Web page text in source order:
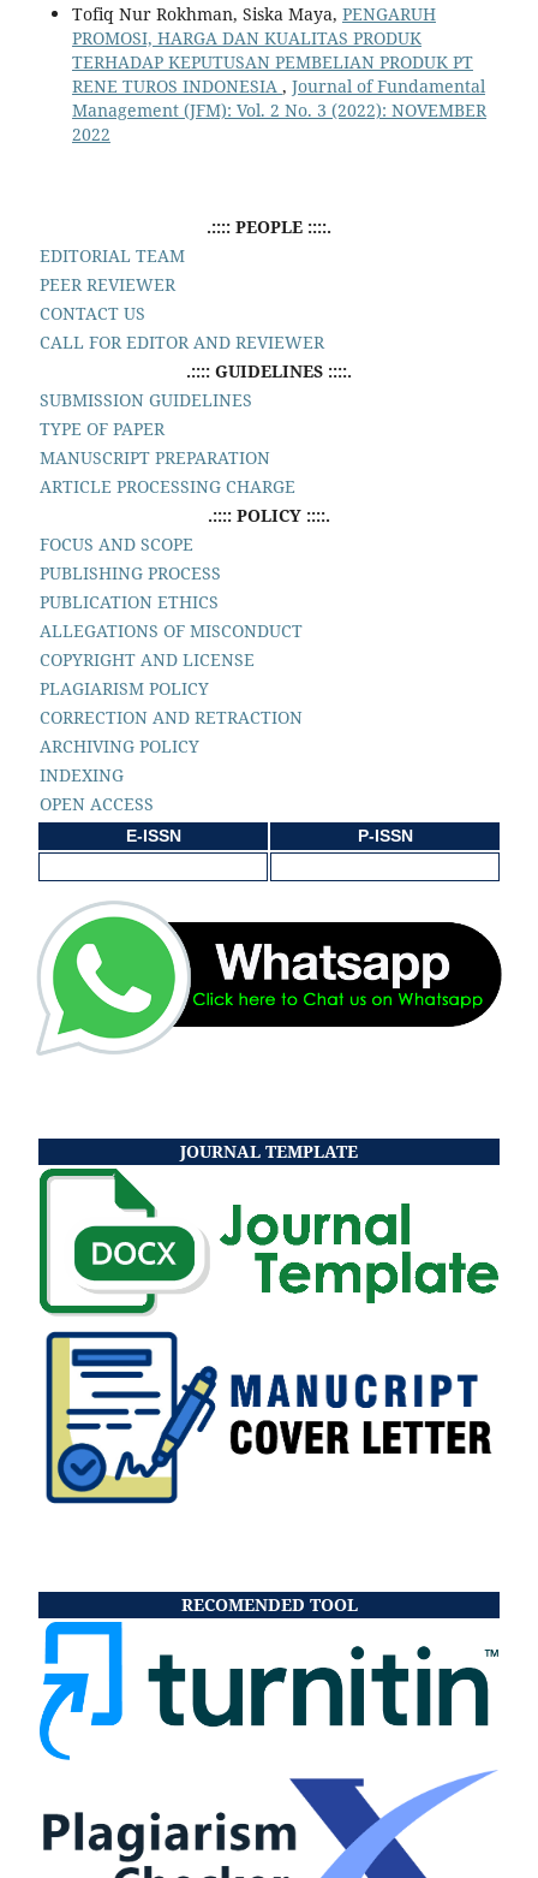
Tofiq Nur Rokhman, Siska Maya, PENGARUH
PROMOSI, HARGA DAN KUALITAS PRODUK
TERHADAP KEPUTUSAN PEMBELIAN PRODUK PT
RENE TUROS INDONESIA , Journal of Fundamental
Management (JFM): Vol. 2 No. 3 (2022): NOVEMBER
2022
.:::: PEOPLE ::::.
EDITORIAL TEAM
PEER REVIEWER
CONTACT US
CALL FOR EDITOR AND REVIEWER
.:::: GUIDELINES ::::.
SUBMISSION GUIDELINES
TYPE OF PAPER
MANUSCRIPT PREPARATION
ARTICLE PROCESSING CHARGE
.:::: POLICY ::::.
FOCUS AND SCOPE
PUBLISHING PROCESS
PUBLICATION ETHICS
ALLEGATIONS OF MISCONDUCT
COPYRIGHT AND LICENSE
PLAGIARISM POLICY
CORRECTION AND RETRACTION
ARCHIVING POLICY
INDEXING
OPEN ACCESS
E-ISSN P-ISSN
JOURNAL TEMPLATE
RECOMENDED TOOL